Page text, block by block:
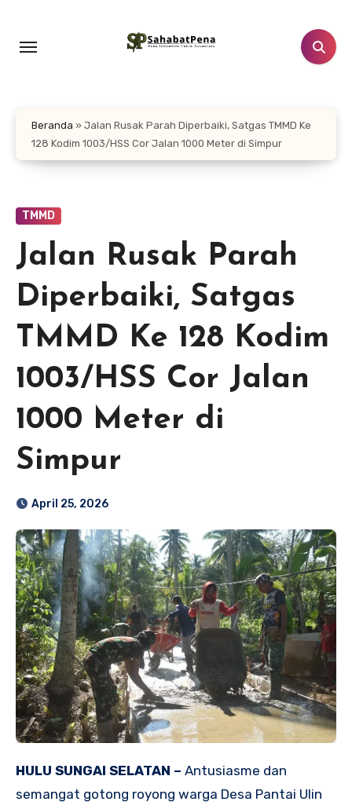
konten
Beranda » Jalan Rusak Parah Diperbaiki, Satgas TMMD Ke
128 Kodim 1003/HSS Cor Jalan 1000 Meter di Simpur
TMMD
Jalan Rusak Parah
Diperbaiki, Satgas
TMMD Ke 128 Kodim
1003/HSS Cor Jalan
1000 Meter di
Simpur
April 25, 2026
HULU SUNGAI SELATAN – Antusiasme dan
semangat gotong royong warga Desa Pantai Ulin